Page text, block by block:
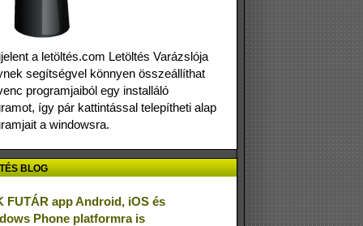
a letöltés.com Letöltés Varázslója
segítségvel könnyen összeállíthat
programjaiból egy installáló
így pár kattintással telepítheti alap
a windowsra.
BLOG
FUTÁR app Android, iOS és
Phone platformra is